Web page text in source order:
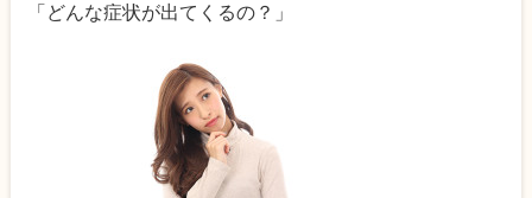
「どんな症状が出てくるの？」